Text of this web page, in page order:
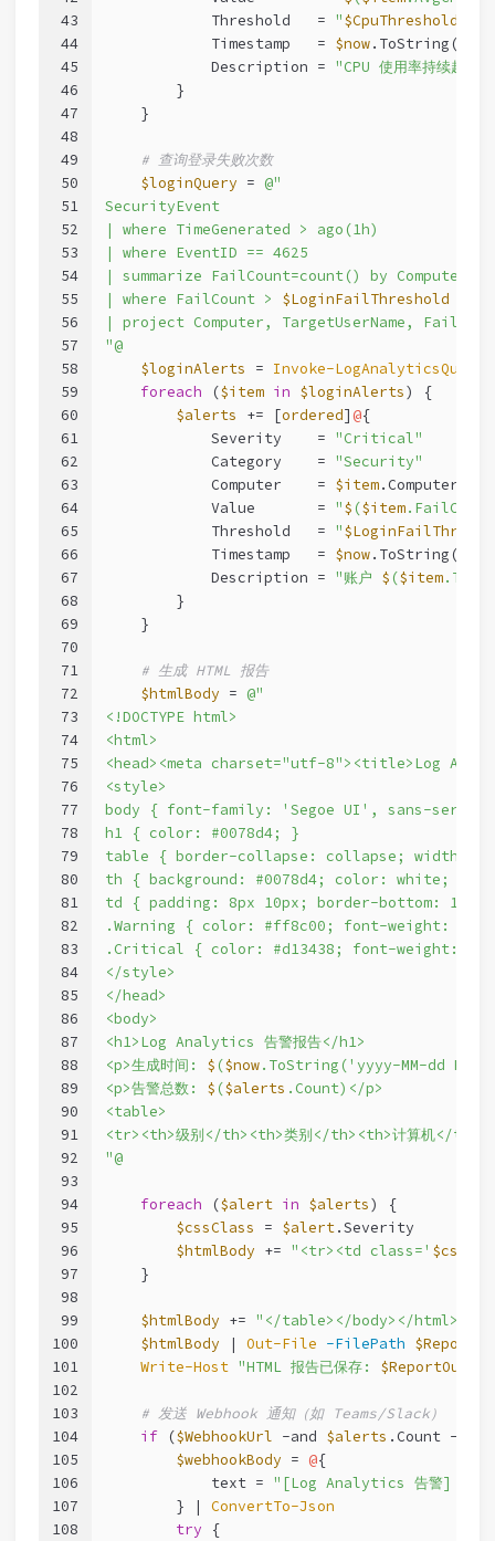
43
44
45
46
47
48
49
50
51
52
53
54
55
56
57
58
59
60
61
62
63
64
65
66
67
68
69
70
71
72
73
74
75
76
77
78
79
80
81
82
83
84
85
86
87
88
89
90
91
92
93
94
95
96
97
98
99
100
101
102
103
104
105
106
107
108
            Threshold   =
"$CpuThreshold
            Timestamp   =
$now.ToString(
            Description =
"CPU 使用率持续超过
        }
    }
# 查询登录失败次数
$loginQuery = @"
SecurityEvent
| where TimeGenerated > ago(1h)
| where EventID == 4625
| summarize FailCount=count() by Computer,
| where FailCount > $LoginFailThreshold
| project Computer, TargetUserName,
"@
$loginAlerts = Invoke-LogAnalyticsQuery
foreach ($item in $loginAlerts) {
$alerts += [ordered] @{
            Severity    =
"Critical"
            Category    =
"Security"
            Computer    =
$item.Computer
            Value       =
"$ ($item
            Threshold   =
"
            Timestamp   =
$now.ToString(
            Description =
"账户 $ ($item
        }
    }
# 生成 HTML 报告
$htmlBody = @"
<!DOCTYPE html>
<html>
<head><meta charset="utf-8"><title>Log
<style>
body { font-family: 'Segoe UI', sans-serif;
h1 { color: #0078d4; }
table { border-collapse: collapse; width:
th { background: #0078d4; color: white;
td { padding: 8px 10px; border-bottom: 1px
.Warning { color: #ff8c00; font-weight:
.Critical { color: #d13438; font-weight:
</style>
</head>
<body>
<h1>Log Analytics 告警报告</h1>
<p>生成时间: $ ($now.ToString('yyyy-MM-dd
<p>告警总数: $ ($alerts .Count)</p>
<table>
<tr><th>级别</th><th>类别</th><th>计算机</
"@
foreach ($alert in $alerts) {
$cssClass = $alert.Severity
$htmlBody += "<tr><td class='
    }
$htmlBody += "</table></body></html>"
$htmlBody | Out-File -FilePath
Write-Host "HTML 报告已保存:
# 发送 Webhook 通知（如 Teams/Slack）
if ($WebhookUrl -and $alerts .Count -gt
$webhookBody = @{
            text =
"[Log Analytics 告警] 检
        } |
ConvertTo-Json
try {